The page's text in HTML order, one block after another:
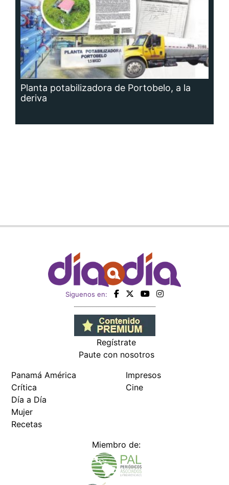
Planta potabilizadora de Portobelo, a la
deriva
Siguenos en:
Regístrate
Paute con nosotros
Panamá América
Crítica
Día a Día
Mujer
Recetas
Impresos
Cine
Miembro de: